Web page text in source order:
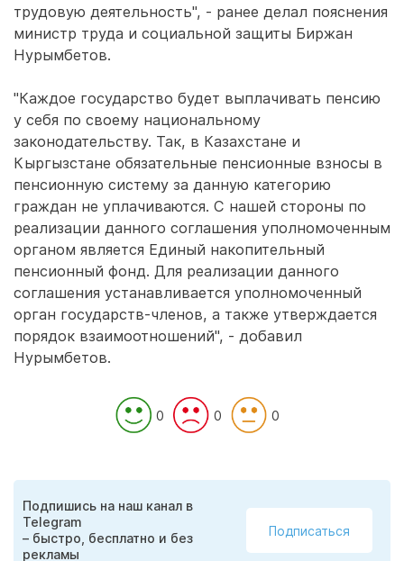
трудовую деятельность", - ранее делал пояснения
министр труда и социальной защиты Биржан
Нурымбетов.
"Каждое государство будет выплачивать пенсию
у себя по своему национальному
законодательству. Так, в Казахстане и
Кыргызстане обязательные пенсионные взносы в
пенсионную систему за данную категорию
граждан не уплачиваются. С нашей стороны по
реализации данного соглашения уполномоченным
органом является Единый накопительный
пенсионный фонд. Для реализации данного
соглашения устанавливается уполномоченный
орган государств-членов, а также утверждается
порядок взаимоотношений", - добавил
Нурымбетов.
0 0 0
Подпишись на наш канал в
Telegram
– быстро, бесплатно и без
рекламы
Подписаться